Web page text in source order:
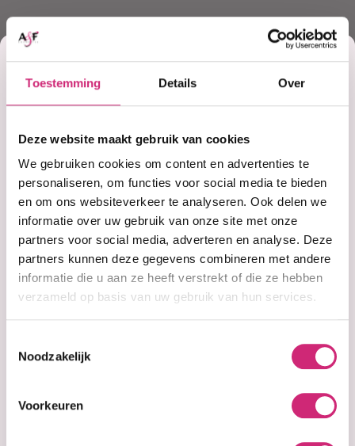
Toestemming Details Over
Deze website maakt gebruik van cookies
We gebruiken cookies om content en advertenties te
personaliseren, om functies voor social media te bieden
en om ons websiteverkeer te analyseren. Ook delen we
informatie over uw gebruik van onze site met onze
partners voor social media, adverteren en analyse. Deze
partners kunnen deze gegevens combineren met andere
informatie die u aan ze heeft verstrekt of die ze hebben
verzameld op basis van uw gebruik van hun services.
Noodzakelijk
Voorkeuren
Sorteer
Op voorraad
Jamaican Mango
& Lime BLACK
CONDITIONER
Op voorraad
Jamaican Mango
and Lime Island
Korting
op je
eerste
bestelling